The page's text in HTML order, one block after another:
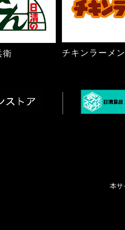
衛 チキンラーメン
本